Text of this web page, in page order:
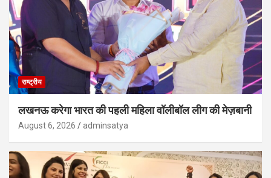
राष्ट्रीय
लखनऊ करेगा भारत की पहली महिला वॉलीबॉल लीग की मेज़बानी
August 6, 2026 adminsatya